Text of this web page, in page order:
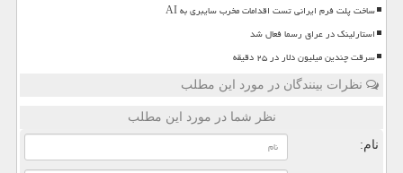
ساخت پلت فرم ایرانی تست اقدامات مخرب سایبری به AI
استارلینک در عراق رسما فعال شد
سرقت چندین میلیون دلار در ۲۵ دقیقه
نظرات بینندگان در مورد این مطلب
نظر شما در مورد این مطلب
نام: